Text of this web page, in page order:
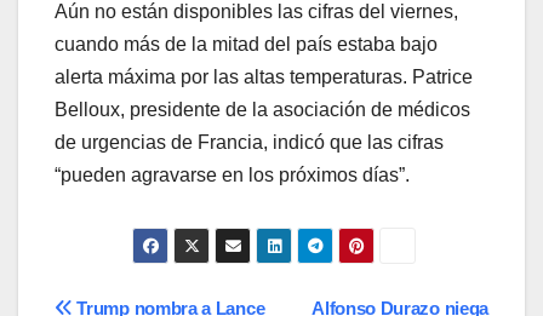
Aún no están disponibles las cifras del viernes,
cuando más de la mitad del país estaba bajo
alerta máxima por las altas temperaturas. Patrice
Belloux, presidente de la asociación de médicos
de urgencias de Francia, indicó que las cifras
“pueden agravarse en los próximos días”.
Alfonso Durazo niega
Trump nombra a Lance